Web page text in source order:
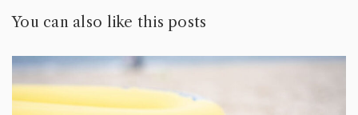
You can also like this posts